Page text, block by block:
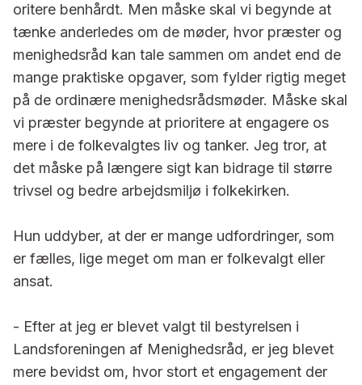
oritere benhårdt. Men måske skal vi begynde at
tænke anderledes om de møder, hvor præster og
menigheds­råd kan tale sammen om andet end de
mange praktiske opgaver, som fylder rigtig meget
på de ordinære menighedsrådsmøder. Måske skal
vi præster begynde at prioritere at en­gagere os
mere i de folkevalgtes liv og tanker. Jeg tror, at
det måske på læn­gere sigt kan bidrage til større
trivsel og bedre arbejdsmiljø i folkekirken.
Hun uddyber, at der er mange ud­fordringer, som
er fælles, lige meget om man er folkevalgt eller
ansat.
- Efter at jeg er blevet valgt til bestyrelsen i
Landsforeningen af Menighedsråd, er jeg blevet
mere bevidst om, hvor stort et engagement der